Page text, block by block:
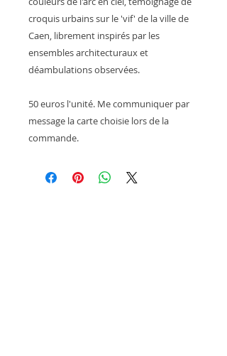
croquis urbains sur le 'vif' de la ville de
Caen, librement inspirés par les
ensembles architecturaux et
déambulations observées.
50 euros l'unité. Me communiquer par
message la carte choisie lors de la
commande.